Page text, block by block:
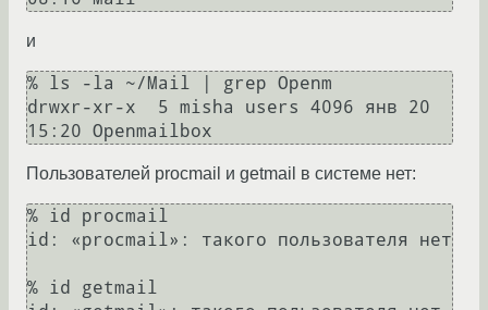
и
% ls -la ~/Mail | grep Openm
drwxr-xr-x  5 misha users 4096 янв 20
Пользователей procmail и getmail в системе нет:
% id procmail
id: «procmail»: такого пользователя нет
% id getmail